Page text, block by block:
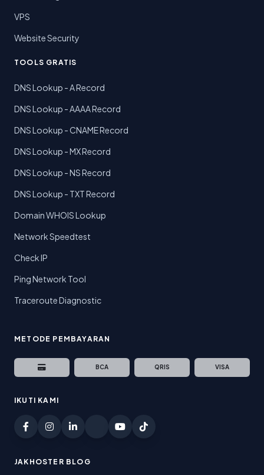
VPS
Website Security
TOOLS GRATIS
DNS Lookup - A Record
DNS Lookup - AAAA Record
DNS Lookup - CNAME Record
DNS Lookup - MX Record
DNS Lookup - NS Record
DNS Lookup - TXT Record
Domain WHOIS Lookup
Network Speedtest
Check IP
Ping Network Tool
Traceroute Diagnostic
METODE PEMBAYARAN
BCA QRIS VISA
IKUTI KAMI
JAKHOSTER BLOG